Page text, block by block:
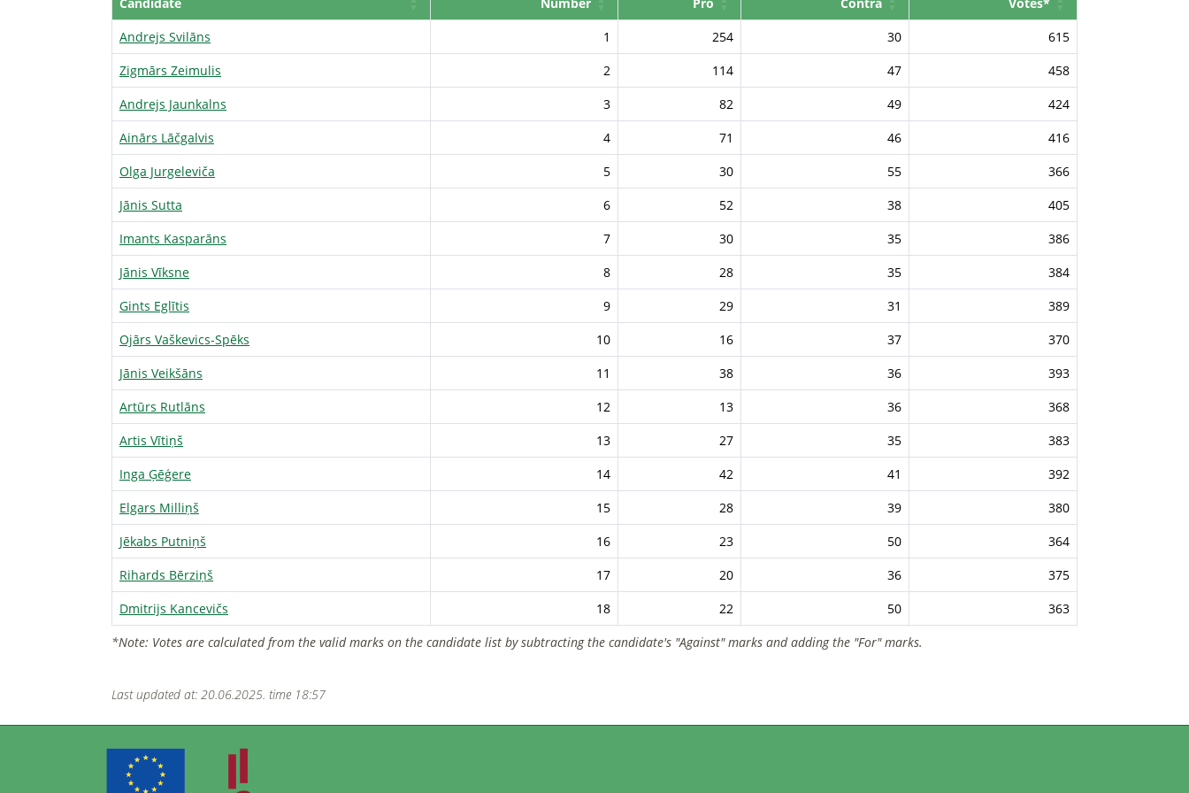
Andrejs Svilāns
1 254 30
615
Zigmārs Zeimulis
2 114 47
458
Andrejs Jaunkalns
3 82 49
424
Ainārs Lāčgalvis
4 71 46
416
Olga Jurgeleviča
5 30 55
366
Jānis Sutta
6 52 38
405
Imants Kasparāns
7 30 35
386
Jānis Vīksne
8 28 35
384
Gints Eglītis
9 29 31
389
Ojārs Vaškevics-Spēks
10 16 37
370
Jānis Veikšāns
11 38 36
393
Artūrs Rutlāns
12 13 36
368
Artis Vītiņš
13 27 35
383
Inga Ģēģere
14 42 41
392
Elgars Milliņš
15 28 39
380
Jēkabs Putniņš
16 23 50
364
Rihards Bērziņš
17 20 36
375
Dmitrijs Kancevičs
18 22 50
363
*Note: Votes are calculated from the valid marks on the candidate list by subtracting the candidate's "Against" marks and adding the "For" marks.
Last updated at: 20.06.2025. time 18:57